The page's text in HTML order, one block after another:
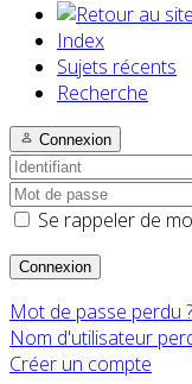
Index
Sujets récents
Recherche
Connexion
Se rappeler de
Connexion
Mot de passe perdu ?
Nom d'utilisateur
Créer un compte